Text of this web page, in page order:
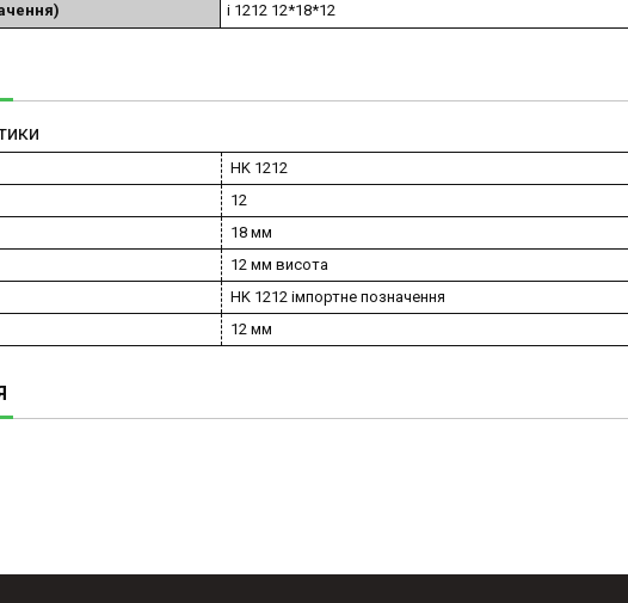
і 1212 12*18*12
HK 1212
12
18 мм
12 мм висота
HK 1212 імпортне позначення
12 мм